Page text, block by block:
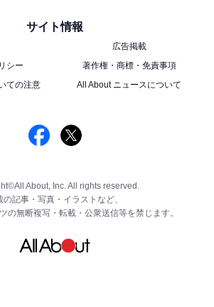
サイト情報
広告掲載
シー
著作権・商標・免責事項
ての注意
All About ニュースについて
About, Inc. All rights reserved.
の記事・写真・イラストなど、
の無断複写・転載・公衆送信等を禁じます。